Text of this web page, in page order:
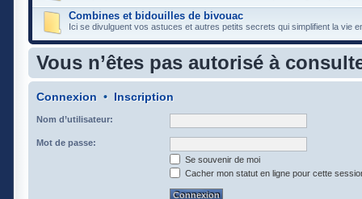
Combines et bidouilles de bivouac
Ici se divulguent vos astuces et autres petits secrets qui simplifient la vie
Vous n’êtes pas autorisé à
Connexion • Inscription
Nom d’utilisateur:
Mot de passe:
Se souvenir de moi
Cacher mon statut en ligne pour cette